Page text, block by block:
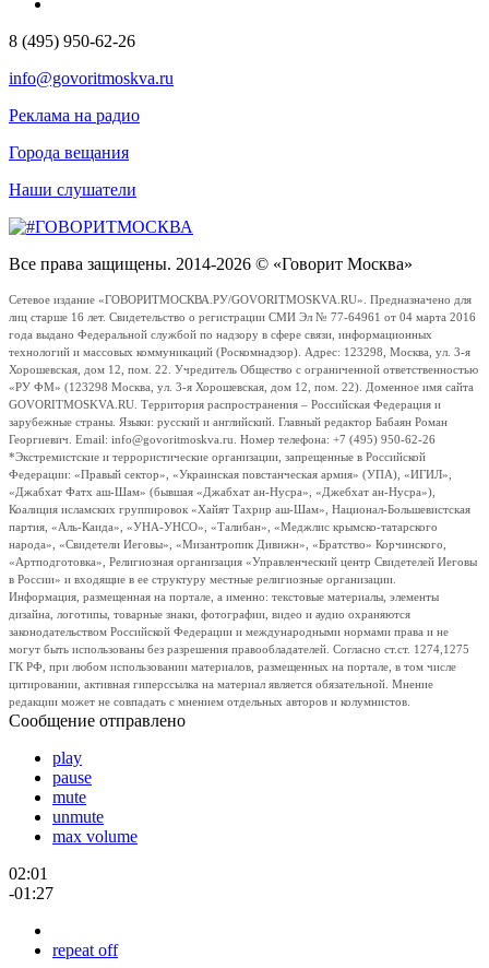
8 (495) 950-62-26
info@govoritmoskva.ru
Реклама на радио
Города вещания
Наши слушатели
Все права защищены. 2014-2026 © «Говорит Москва»
Сетевое издание «ГОВОРИТМОСКВА.РУ/GOVORITMOSKVA.RU». Предназначено для
лиц старше 16 лет. Свидетельство о регистрации СМИ Эл № 77-64961 от 04 марта 2016
года выдано Федеральной службой по надзору в сфере связи, информационных
технологий и массовых коммуникаций (Роскомнадзор). Адрес: 123298, Москва, ул. 3-я
Хорошевская, дом 12, пом. 22. Учредитель Общество с ограниченной ответственностью
«РУ ФМ» (123298 Москва, ул. 3-я Хорошевская, дом 12, пом. 22). Доменное имя сайта
GOVORITMOSKVA.RU. Территория распространения – Российская Федерация и
зарубежные страны. Языки: русский и английский. Главный редактор Бабаян Роман
Георгиевич. Email: info@govoritmoskva.ru. Номер телефона: +7 (495) 950-62-26
*Экстремистские и террористические организации, запрещенные в Российской
Федерации: «Правый сектор», «Украинская повстанческая армия» (УПА), «ИГИЛ»,
«Джабхат Фатх аш-Шам» (бывшая «Джабхат ан-Нусра», «Джебхат ан-Нусра»),
Коалиция исламских группировок «Хайят Тахрир аш-Шам», Национал-Большевистская
партия, «Аль-Каида», «УНА-УНСО», «Талибан», «Меджлис крымско-татарского
народа», «Свидетели Иеговы», «Мизантропик Дивижн», «Братство» Корчинского,
«Артподготовка», Религиозная организация «Управленческий центр Свидетелей Иеговы
в России» и входящие в ее структуру местные религиозные организации.
Информация, размещенная на портале, а именно: текстовые материалы, элементы
дизайна, логотипы, товарные знаки, фотографии, видео и аудио охраняются
законодательством Российской Федерации и международными нормами права и не
могут быть использованы без разрешения правообладателей. Согласно ст.ст. 1274,1275
ГК РФ, при любом использовании материалов, размещенных на портале, в том числе
цитировании, активная гиперссылка на материал является обязательной. Мнение
редакции может не совпадать с мнением отдельных авторов и колумнистов.
Сообщение отправлено
play
pause
mute
unmute
max volume
02:01
-01:27
repeat off